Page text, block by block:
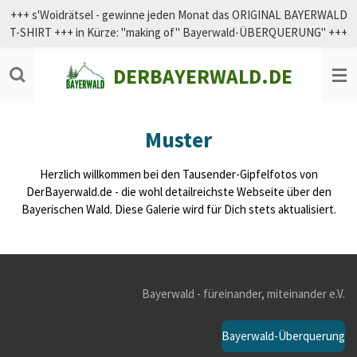
Zum
Hauptinhalt
DERBAYERWALD.DE
+++ s'Woidrätsel - gewinne jeden Monat das ORIGINAL BAYERWALD
T-SHIRT +++ in Kürze: "making of" Bayerwald-ÜBERQUERUNG" +++
Muster
Herzlich willkommen bei den Tausender-Gipfelfotos von
DerBayerwald.de - die wohl detailreichste Webseite über den
Bayerischen Wald. Diese Galerie wird für Dich stets aktualisiert.
Bayerwald - füreinander, miteinander e.V.
Bayerwald-Überquerung